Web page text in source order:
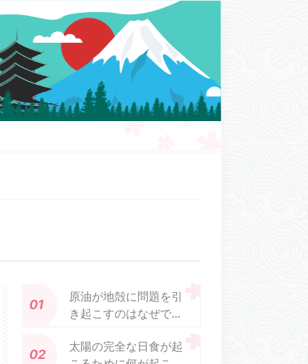
原油が地殻に問題を引
き起こすのはなぜです
太陽の完全な日食が起